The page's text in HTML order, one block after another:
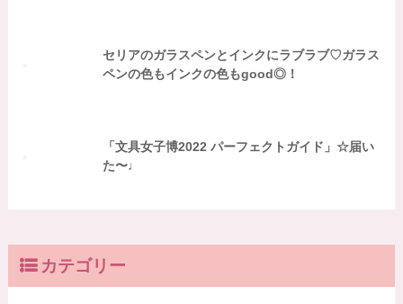
セリアのガラスペンとインクにラブラブ♡ガラス
ペンの色もインクの色もgood◎！
「文具女子博2022 パーフェクトガイド」☆届い
た〜♩
カテゴリー